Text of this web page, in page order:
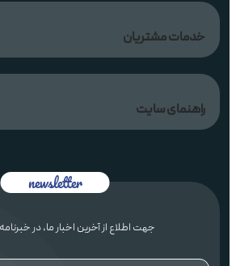
خدمات مشتریان
راهنمای سایت
جهت اطلاع از آخرین اخبار ما، در